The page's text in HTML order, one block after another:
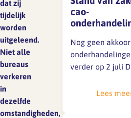
SFA magazine The Human
Factor
Boekentips
Podcasttips
dat zij
tijdelijk
worden
uitgeleend.
Niet alle
bureaus
verkeren
in
dezelfde
omstandigheden,
grond van de
cao.Excuus voor
eventuele
cao-
Nog geen
verder op 2 juli
2026. Achter de
Lees